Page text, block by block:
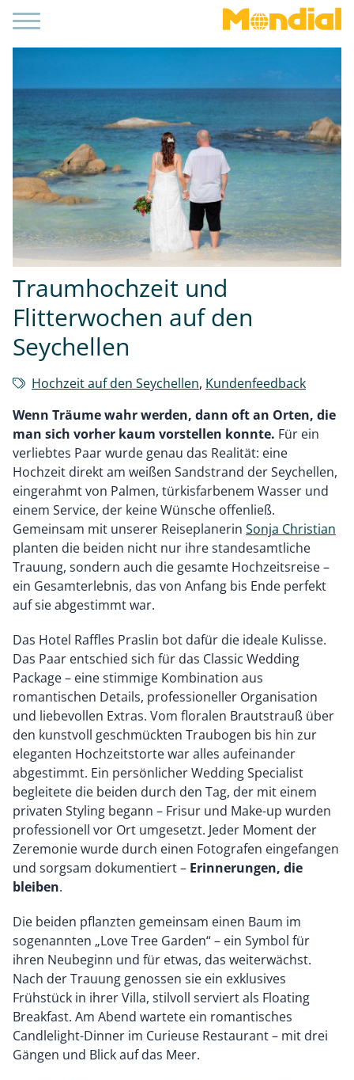
Traumhochzeit und
Flitterwochen auf den
Seychellen
Hochzeit auf den Seychellen, Kundenfeedback
Wenn Träume wahr werden, dann oft an Orten, die
man sich vorher kaum vorstellen konnte. Für ein
verliebtes Paar wurde genau das Realität: eine
Hochzeit direkt am weißen Sandstrand der Seychellen,
eingerahmt von Palmen, türkisfarbenem Wasser und
einem Service, der keine Wünsche offenließ.
Gemeinsam mit unserer Reiseplanerin Sonja Christian
planten die beiden nicht nur ihre standesamtliche
Trauung, sondern auch die gesamte Hochzeitsreise –
ein Gesamterlebnis, das von Anfang bis Ende perfekt
auf sie abgestimmt war.
Das Hotel Raffles Praslin bot dafür die ideale Kulisse.
Das Paar entschied sich für das Classic Wedding
Package – eine stimmige Kombination aus
romantischen Details, professioneller Organisation
und liebevollen Extras. Vom floralen Brautstrauß über
den kunstvoll geschmückten Traubogen bis hin zur
eleganten Hochzeitstorte war alles aufeinander
abgestimmt. Ein persönlicher Wedding Specialist
begleitete die beiden durch den Tag, der mit einem
privaten Styling begann – Frisur und Make-up wurden
professionell vor Ort umgesetzt. Jeder Moment der
Zeremonie wurde durch einen Fotografen eingefangen
und sorgsam dokumentiert – Erinnerungen, die
bleiben.
Die beiden pflanzten gemeinsam einen Baum im
sogenannten „Love Tree Garden“ – ein Symbol für
ihren Neubeginn und für etwas, das weiterwächst.
Nach der Trauung genossen sie ein exklusives
Frühstück in ihrer Villa, stilvoll serviert als Floating
Breakfast. Am Abend wartete ein romantisches
Candlelight-Dinner im Curieuse Restaurant – mit drei
Gängen und Blick auf das Meer.